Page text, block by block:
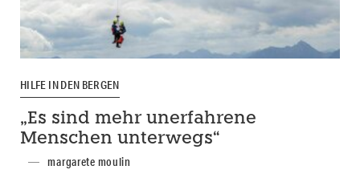
HILFE IN DEN BERGEN
„Es sind mehr unerfahrene
Menschen unterwegs“
margarete moulin